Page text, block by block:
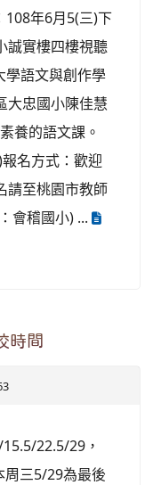
108年6月5(三)下
誠實樓四樓視聽
學語文與創作學
大忠國小陳佳慧
養的語文課。
名方式：歡迎
請至桃園市教師
會稽國小) ...
時間
22.5/29，
周三5/29為最後